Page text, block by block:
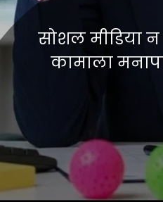
सोशल मीडिया